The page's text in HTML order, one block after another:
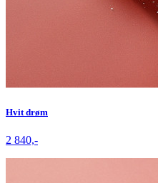
Hvit drøm
2 840,-